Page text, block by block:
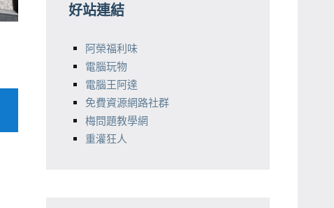
好站連結
阿榮福利味
電腦玩物
電腦王阿達
免費資源網路社群
梅問題教學網
重灌狂人